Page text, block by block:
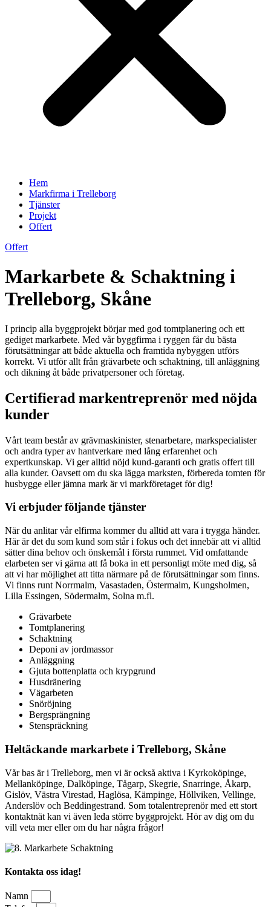
Hem
Markfirma i Trelleborg
Tjänster
Projekt
Offert
Offert
Markarbete & Schaktning i
Trelleborg, Skåne
I princip alla byggprojekt börjar med god tomtplanering och ett
gediget markarbete. Med vår byggfirma i ryggen får du bästa
förutsättningar att både aktuella och framtida nybyggen utförs
korrekt. Vi utför allt från grävarbete och schaktning, till anläggning
och dikning åt både privatpersoner och företag.
Certifierad markentreprenör med nöjda
kunder
Vårt team består av grävmaskinister, stenarbetare, markspecialister
och andra typer av hantverkare med lång erfarenhet och
expertkunskap. Vi ger alltid nöjd kund-garanti och gratis offert till
alla kunder. Oavsett om du ska lägga marksten, förbereda tomten för
husbygge eller jämna mark är vi markföretaget för dig!
Vi erbjuder följande tjänster
När du anlitar vår elfirma kommer du alltid att vara i trygga händer.
Här är det du som kund som står i fokus och det innebär att vi alltid
sätter dina behov och önskemål i första rummet. Vid omfattande
elarbeten ser vi gärna att få boka in ett personligt möte med dig, så
att vi har möjlighet att titta närmare på de förutsättningar som finns.
Vi finns runt Norrmalm, Vasastaden, Östermalm, Kungsholmen,
Lilla Essingen, Södermalm, Solna m.fl.
Grävarbete
Tomtplanering
Schaktning
Deponi av jordmassor
Anläggning
Gjuta bottenplatta och krypgrund
Husdränering
Vägarbeten
Snöröjning
Bergsprängning
Stenspräckning
Heltäckande markarbete i Trelleborg, Skåne
Vår bas är i Trelleborg, men vi är också aktiva i Kyrkoköpinge,
Mellanköpinge, Dalköpinge, Tågarp, Skegrie, Snarringe, Åkarp,
Gislöv, Västra Virestad, Haglösa, Kämpinge, Höllviken, Vellinge,
Anderslöv och Beddingestrand. Som totalentreprenör med ett stort
kontaktnät kan vi även leda större byggprojekt. Hör av dig om du
vill veta mer eller om du har några frågor!
Kontakta oss idag!
Namn